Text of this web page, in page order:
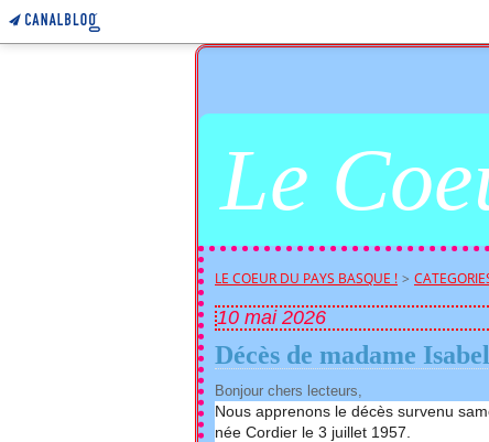
Le
LE COEUR DU PAYS BASQUE ! >
10 mai 2026
Décès de madame
Bonjour chers lecteurs,
Nous apprenons le décès survenu
née Cordier le 3 juillet 1957.